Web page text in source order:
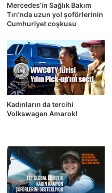
Mercedes’in Sağlık Bakım
Tırı’nda uzun yol şoförlerinin
Cumhuriyet coşkusu
Kadınların da tercihi
Volkswagen Amarok!